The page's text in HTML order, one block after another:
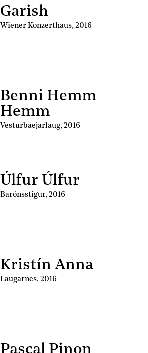
Garish
Wiener Konzerthaus,2016
Benni Hemm
Hemm
Vesturbaejarlaug,2016
Úlfur Úlfur
Barónsstigur,2016
Kristín Anna
Laugarnes,2016